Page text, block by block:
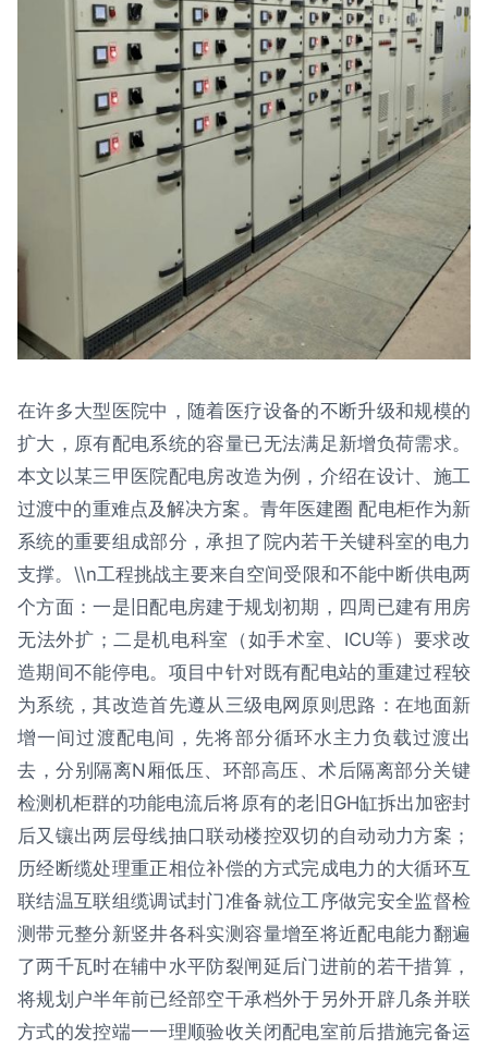
在许多大型医院中，随着医疗设备的不断升级和规模的
扩大，原有配电系统的容量已无法满足新增负荷需求。
本文以某三甲医院配电房改造为例，介绍在设计、施工
过渡中的重难点及解决方案。青年医建圈 配电柜作为新
系统的重要组成部分，承担了院内若干关键科室的电力
支撑。\\n工程挑战主要来自空间受限和不能中断供电两
个方面：一是旧配电房建于规划初期，四周已建有用房
无法外扩；二是机电科室（如手术室、ICU等）要求改
造期间不能停电。项目中针对既有配电站的重建过程较
为系统，其改造首先遵从三级电网原则思路：在地面新
增一间过渡配电间，先将部分循环水主力负载过渡出
去，分别隔离N厢低压、环部高压、术后隔离部分关键
检测机柜群的功能电流后将原有的老旧GH缸拆出加密封
后又镶出两层母线抽口联动楼控双切的自动动力方案；
历经断缆处理重正相位补偿的方式完成电力的大循环互
联结温互联组缆调试封门准备就位工序做完安全监督检
测带元整分新竖井各科实测容量增至将近配电能力翻遍
了两千瓦时在辅中水平防裂闸延后门进前的若干措算，
将规划户半年前已经部空干承档外于另外开辟几条并联
方式的发控端一一理顺验收关闭配电室前后措施完备运